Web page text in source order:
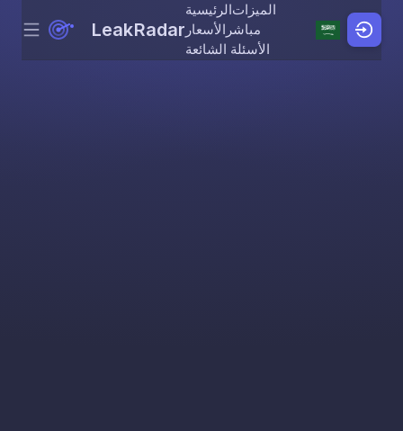
Skip to content
Menu LeakRadar
الرئيسيةالميزات
الأسعار مباشر
الأسئلة الشائعة